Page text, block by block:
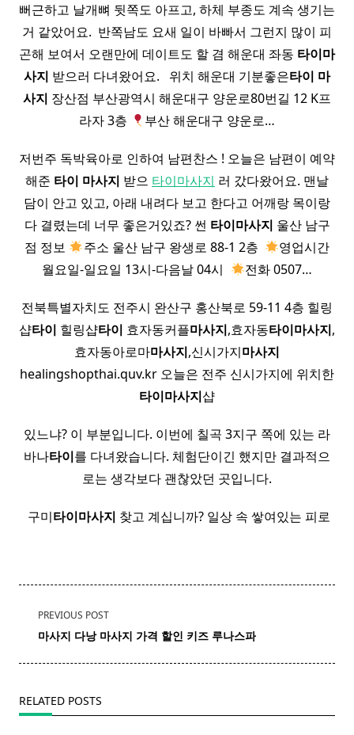
뻐근하고 날개뼈 뒷쪽도 아프고, 하체 부종도 계속 생기는
거 같았어요. ​ 반쪽남도 요새 일이 바빠서 그런지 많이 피
곤해 보여서 오랜만에 데이트도 할 겸 해운대 좌동 타이마
사지 받으러 다녀왔어요. ​ ​ 위치 해운대 기분좋은타이 마
사지 장산점 부산광역시 해운대구 양운로80번길 12 K프
라자 3층
부산 해운대구 양운로…
저번주 독박육아로 인하여 남편찬스 ! 오늘은 남편이 예약
해준 타이 마사지 받으 타이마사지 러 갔다왔어요. 맨날
담이 안고 있고, 아래 내려다 보고 한다고 어깨랑 목이랑
다 결렸는데 너무 좋은거있죠? 썬 타이마사지 울산 남구
점 정보
주소 울산 남구 왕생로 88-1 2층 ​
영업시간
월요일-일요일 13시-다음날 04시 ​
전화 0507…
전북특별자치도 전주시 완산구 홍산북로 59-11 4층 힐링
샵타이 힐링샵타이 효자동커플마사지,효자동타이마사지,
효자동아로마마사지,신시가지마사지
healingshopthai.quv.kr 오늘은 전주 신시가지에 위치한
타이마사지샵
있느냐? 이 부분입니다. 이번에 칠곡 3지구 쪽에 있는 라
바나타이를 다녀왔습니다. 체험단이긴 했지만 결과적으
로는 생각보다 괜찮았던 곳입니다.
​ ​구미타이마사지 찾고 계십니까? 일상 속 쌓여있는 피로
<span
class="nav-
text">Page</span>
PREVIOUS POST
마사지 다낭 마사지 가격 할인 키즈 루나스파
RELATED POSTS